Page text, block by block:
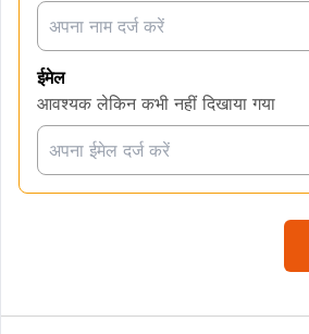
ईमेल
आवश्यक लेकिन कभी नहीं दिखाया गया